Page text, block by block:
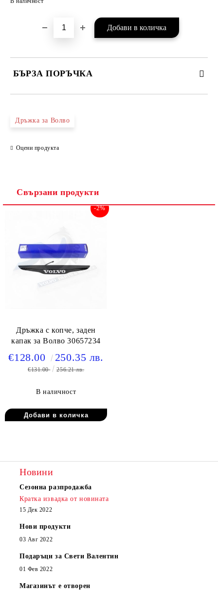
БЪРЗА ПОРЪЧКА
Съгласен съм с
Дръжка за Волво
Оцени продукта
Свързани продукти
Дръжка с копче, заден
капак за Волво 30657234
-2%
€128.00 250.35 лв.
€131.00 256.21 лв.
В наличност
Новини
Сезонна разпродажба
Кратка извадка от новината
15 Дек 2022
Нови продукти
03 Авг 2022
Подаръци за Свети Валентин
01 Фев 2022
Магазинът е отворен